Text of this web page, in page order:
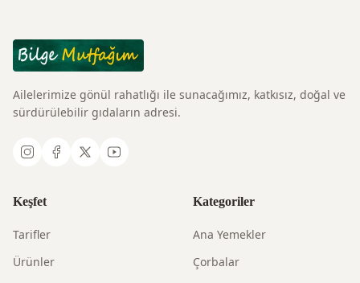
Ailelerimize gönül rahatlığı ile sunacağımız, katkısız, doğal ve
sürdürülebilir gıdaların adresi.
Keşfet
Tarifler
Ürünler
Kategoriler
Ana Yemekler
Çorbalar